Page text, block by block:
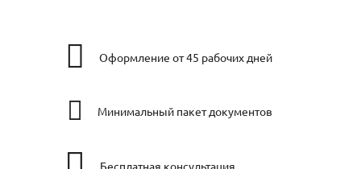
Оформление от 45 рабочих дней
Минимальный пакет документов
Бесплатная консультация